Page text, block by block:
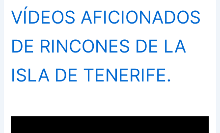
VÍDEOS AFICIONADOS
DE RINCONES DE LA
ISLA DE TENERIFE.